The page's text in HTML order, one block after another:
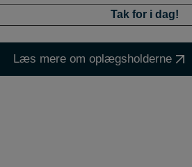
Tak for i dag!
Læs mere om oplægsholderne